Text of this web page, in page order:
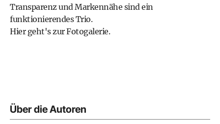
Transparenz und Markennähe sind ein
funktionierendes Trio.
Hier geht's zur Fotogalerie.
Über die Autoren